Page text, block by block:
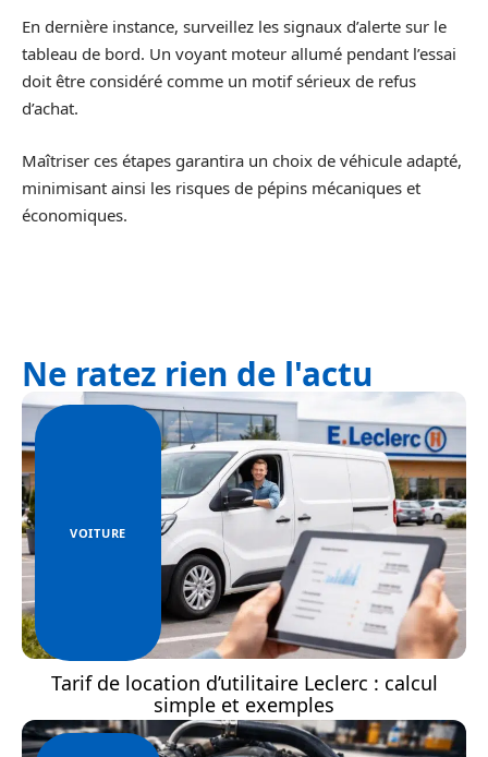
En dernière instance, surveillez les signaux d’alerte sur le
tableau de bord. Un voyant moteur allumé pendant l’essai
doit être considéré comme un motif sérieux de refus
d’achat.
Maîtriser ces étapes garantira un choix de véhicule adapté,
minimisant ainsi les risques de pépins mécaniques et
économiques.
Ne ratez rien de l'actu
VOITURE
Tarif de location d’utilitaire Leclerc : calcul
simple et exemples